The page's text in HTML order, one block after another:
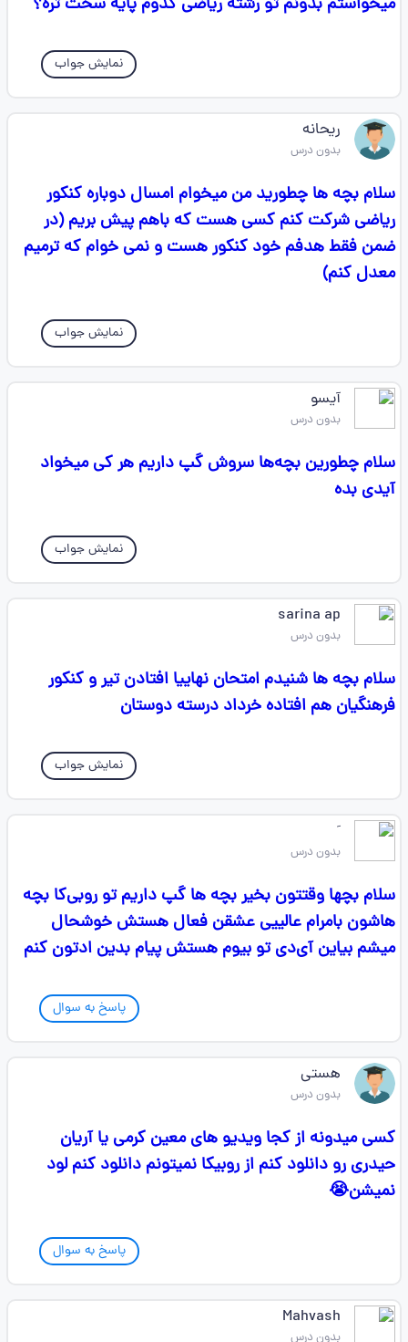
نمایش جواب
ریحانه
بدون درس
سلام بچه ها چطورید من میخوام امسال دوباره کنکور
ریاضی شرکت کنم کسی هست که باهم پیش بریم (در
ضمن فقط هدفم خود کنکور هست و نمی خوام که ترمیم
معدل کنم)
نمایش جواب
آیسو
بدون درس
سلام چطورین بچه‌ها سروش گپ داریم هر کی میخواد
آیدی بده
نمایش جواب
sarina ap
بدون درس
سلام بچه ها شنیدم امتحان نهاییا افتادن تیر و کنکور
فرهنگیان هم افتاده خرداد درسته دوستان
نمایش جواب
‌ َ
بدون درس
سلام بچها وقتتون بخیر بچه ها گپ داریم تو روبی‌کا بچه
هاشون بامرام عالییی عشقن فعال هستش خوشحال
میشم بیاین آی‌دی تو بیوم هستش پیام بدین ادتون کنم
پاسخ به سوال
هستی
بدون درس
کسی میدونه از کجا ویدیو های معین کرمی یا آریان
حیدری رو دانلود کنم از روبیکا نمیتونم دانلود کنم لود
نمیشن😭
پاسخ به سوال
Mahvash
بدون درس